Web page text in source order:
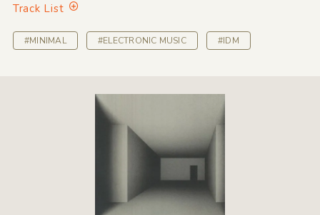
Track List
#MINIMAL #ELECTRONIC MUSIC #IDM